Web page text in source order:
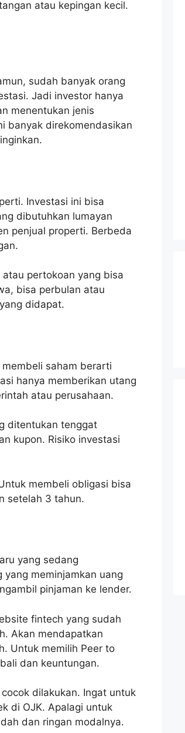
atau kepingan kecil.
sudah banyak orang
Jadi investor hanya
menentukan jenis
banyak direkomendasikan
Investasi ini bisa
dibutuhkan lumayan
penjual properti. Berbeda
pertokoan yang bisa
bisa perbulan atau
didapat.
saham berarti
hanya memberikan utang
atau perusahaan.
ditentukan tenggat
kupon. Risiko investasi
membeli obligasi bisa
setelah 3 tahun.
yang sedang
meminjamkan uang
pinjaman ke lender.
fintech yang sudah
Akan mendapatkan
Untuk memilih Peer to
dan keuntungan.
dilakukan. Ingat untuk
di OJK. Apalagi untuk
dan ringan modalnya.